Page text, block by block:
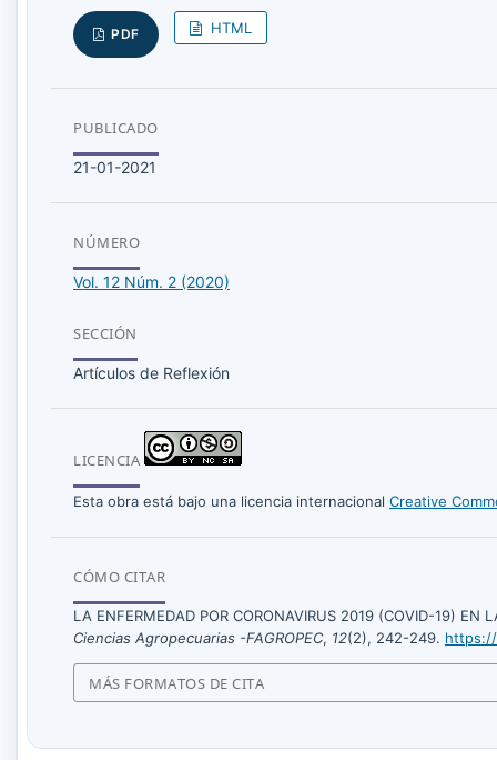
PDF HTML
PUBLICADO
21-01-2021
NÚMERO
Vol. 12 Núm. 2 (2020)
SECCIÓN
Artículos de Reflexión
LICENCIA
Esta obra está bajo una licencia internacional Creative
CÓMO CITAR
LA ENFERMEDAD POR CORONAVIRUS 2019 (COVID-19)
Ciencias Agropecuarias -FAGROPEC, 12(2), 242-249.
MÁS FORMATOS DE CITA